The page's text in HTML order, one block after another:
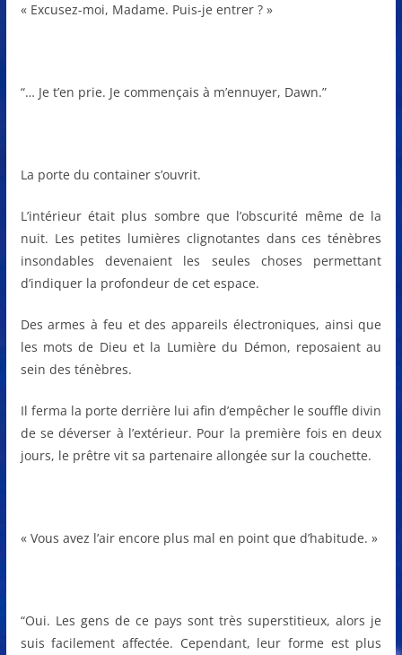
« Excusez-moi, Madame. Puis-je entrer ? »
“… Je t’en prie. Je commençais à m’ennuyer, Dawn.”
La porte du container s’ouvrit.
L’intérieur était plus sombre que l’obscurité même de la
nuit. Les petites lumières clignotantes dans ces ténèbres
insondables devenaient les seules choses permettant
d’indiquer la profondeur de cet espace.
Des armes à feu et des appareils électroniques, ainsi que
les mots de Dieu et la Lumière du Démon, reposaient au
sein des ténèbres.
Il ferma la porte derrière lui afin d’empêcher le souffle divin
de se déverser à l’extérieur. Pour la première fois en deux
jours, le prêtre vit sa partenaire allongée sur la couchette.
« Vous avez l’air encore plus mal en point que d’habitude. »
“Oui. Les gens de ce pays sont très superstitieux, alors je
suis facilement affectée. Cependant, leur forme est plus